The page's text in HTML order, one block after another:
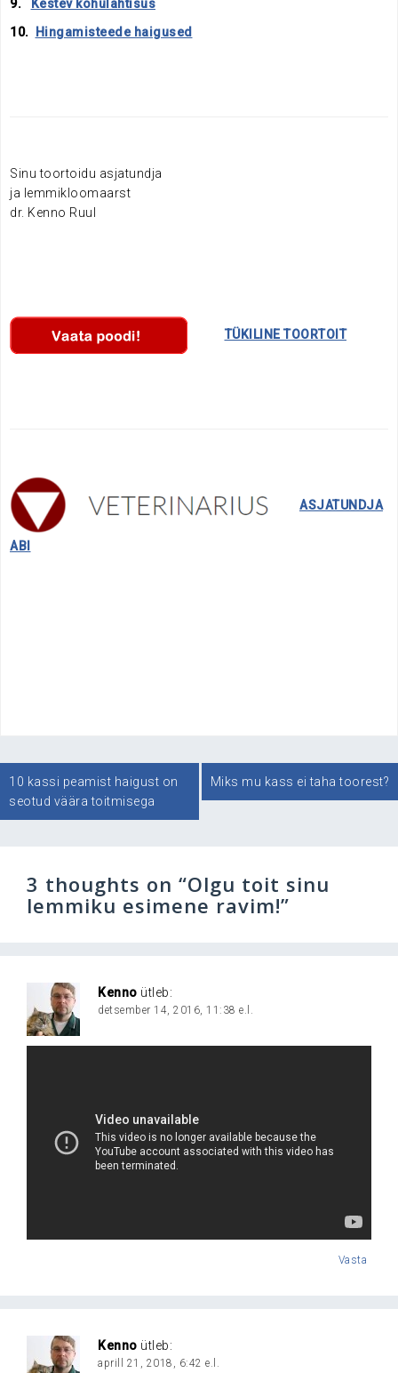
9.
Kestev kõhulahtisus
10.
Hingamisteede haigused
Sinu toortoidu asjatundja
ja lemmikloomaarst
dr. Kenno Ruul
TÜKILINE TOORTOIT
ASJATUNDJA
ABI
Navigeerimine
10 kassi peamist haigust on
seotud väära toitmisega
Miks mu kass ei taha toorest?
3 thoughts on “Olgu toit sinu
lemmiku esimene ravim!”
Kenno ütleb:
detsember 14, 2016, 11:38 e.l.
Vasta
Kenno ütleb:
aprill 21, 2018, 6:42 e.l.